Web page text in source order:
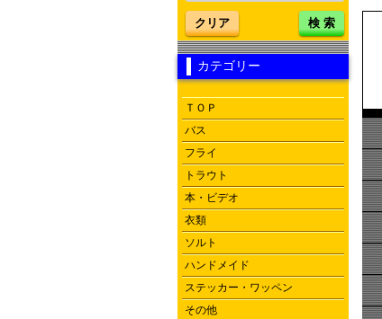
クリア 検 索
カテゴリー
ＴＯＰ
バス
フライ
トラウト
本・ビデオ
衣類
ソルト
ハンドメイド
ステッカー・ワッペン
その他